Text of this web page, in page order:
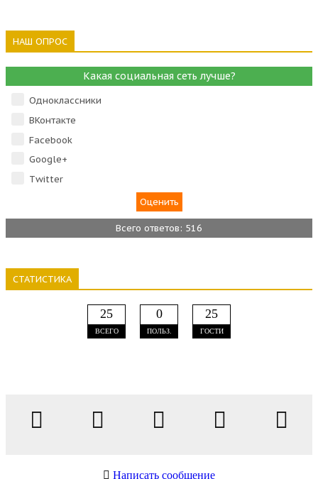
НАШ ОПРОС
Какая социальная сеть лучше?
Одноклассники
ВКонтакте
Facebook
Google+
Тwitter
Всего ответов: 516
СТАТИСТИКА
25
ВСЕГО
0
ПОЛЬЗ.
25
ГОСТИ
Написать сообщение